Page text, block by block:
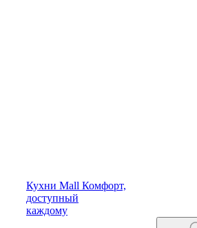
Кухни Mall Комфорт,
доступный
каждому